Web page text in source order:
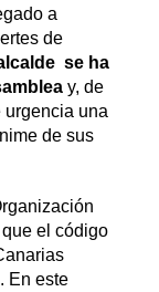
a
de
se ha
y, de
urgencia una
de sus
el código
En este